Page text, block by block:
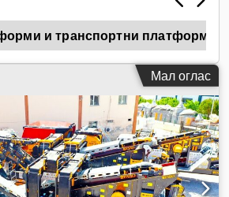
и транспортни платформи
Мал оглас